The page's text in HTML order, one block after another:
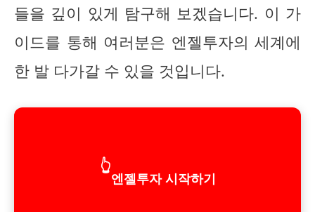
들을 깊이 있게 탐구해 보겠습니다. 이 가
이드를 통해 여러분은 엔젤투자의 세계에
한 발 다가갈 수 있을 것입니다.
👆
엔젤투자 시작하기